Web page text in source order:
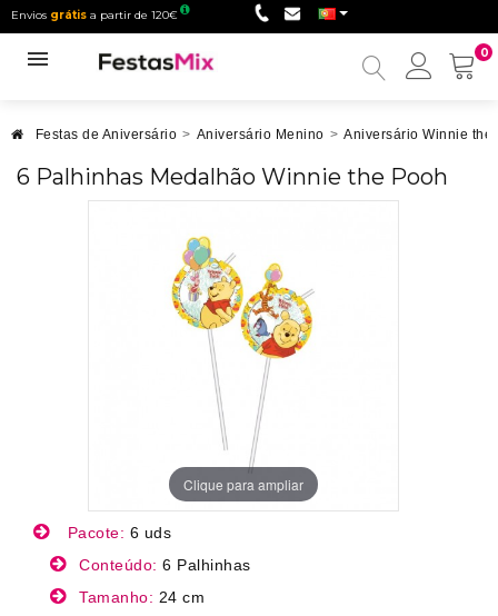
Envios grátis a partir de 120€
0
Minha
Festas de Aniversário > Aniversário Menino > Aniversário Winnie the
6 Palhinhas Medalhão Winnie the Pooh
Clique para ampliar
Pacote: 6 uds
Conteúdo: 6 Palhinhas
Tamanho: 24 cm